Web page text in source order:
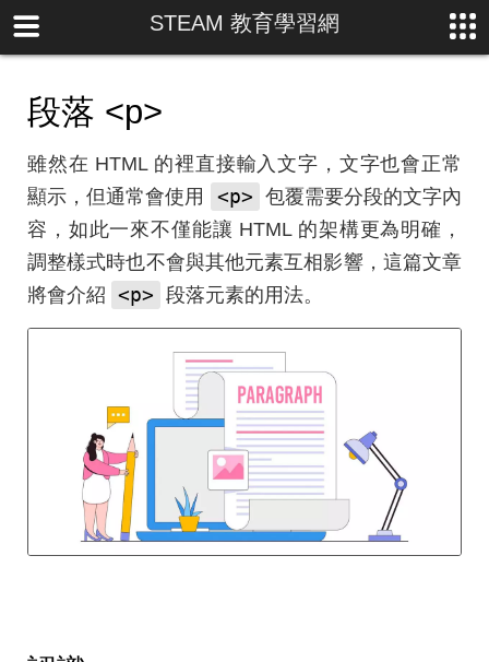
STEAM 教育學習網
段落 <p>
雖然在 HTML 的裡直接輸入文字，文字也會正常
顯示，但通常會使用
<p> 包覆需要分段的文字內
容，如此一來不僅能讓 HTML 的架構更為明確，
調整樣式時也不會與其他元素互相影響，這篇文章
將會介紹 <p> 段落元素的用法。